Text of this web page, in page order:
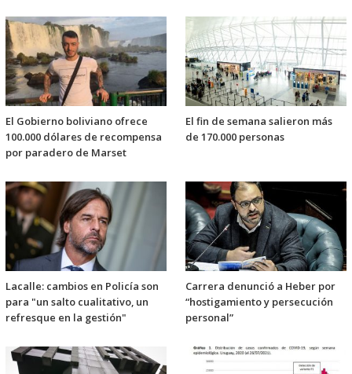
El Gobierno boliviano ofrece
100.000 dólares de recompensa
por paradero de Marset
El fin de semana salieron más
de 170.000 personas
Lacalle: cambios en Policía son
para "un salto cualitativo, un
refresque en la gestión"
Carrera denunció a Heber por
“hostigamiento y persecución
personal”